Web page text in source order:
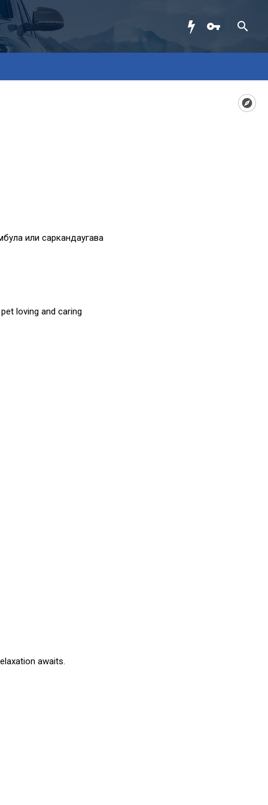
или саркандаугава
loving and caring
awaits.